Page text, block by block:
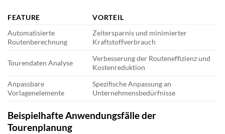
FEATURE
VORTEIL
Automatisierte
Routenberechnung
Zeitersparnis und minimierter
Kraftstoffverbrauch
Tourendaten Analyse
Verbesserung der Routeneffizienz und
Kostenreduktion
Anpassbare
Vorlagenelemente
Spezifische Anpassung an
Unternehmensbedürfnisse
Beispielhafte Anwendungsfälle der
Tourenplanung